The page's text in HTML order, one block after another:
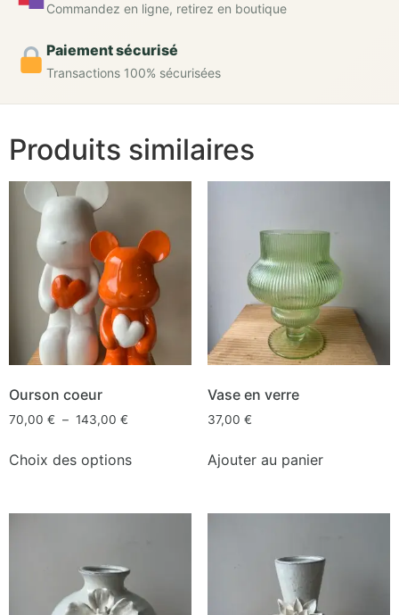
Commandez en ligne, retirez en boutique
Paiement sécurisé
Transactions 100% sécurisées
Produits similaires
Ourson coeur
70,00 € – 143,00 €
Choix des options
Vase en verre
37,00 €
Ajouter au panier